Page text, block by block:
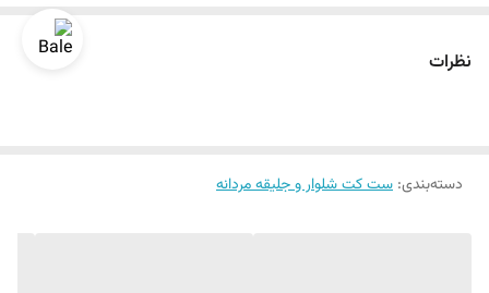
سایزبندی استاندارد
نظرات
دسته‌بندی: ست کت شلوار و جلیقه مردانه